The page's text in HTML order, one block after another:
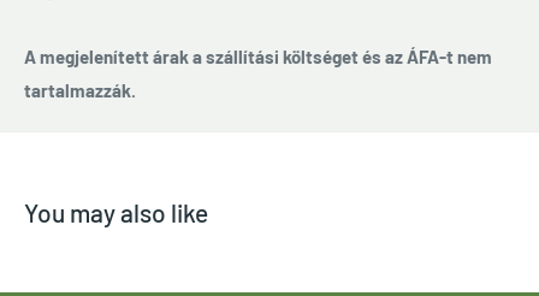
A megjelenített árak a szállítási költséget és az ÁFA-t nem
tartalmazzák.
You may also like